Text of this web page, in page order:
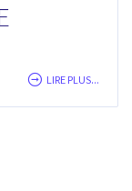
LIRE PLUS...